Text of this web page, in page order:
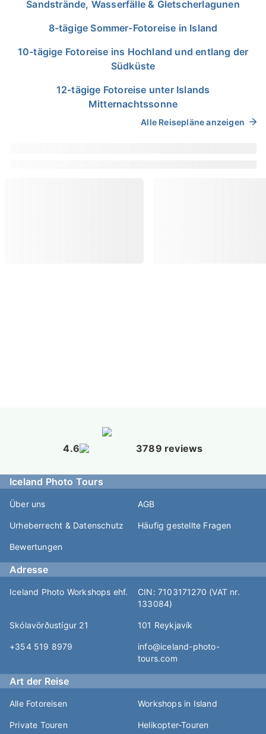
Sandstrände, Wasserfälle & Gletscherlagunen
8-tägige Sommer-Fotoreise in Island
10-tägige Fotoreise ins Hochland und entlang der
Südküste
12-tägige Fotoreise unter Islands
Mitternachtssonne
Alle Reisepläne anzeigen
4.6 3789 reviews
Iceland Photo Tours
Über uns AGB
Urheberrecht & Datenschutz Häufig gestellte Fragen
Bewertungen
Adresse
Iceland Photo Workshops ehf.
CIN: 7103171270 (VAT nr.
133084)
Skólavörðustígur 21 101 Reykjavík
+354 519 8979
info@iceland-photo-
tours.com
Art der Reise
Alle Fotoreisen Workshops in Island
Private Touren Helikopter-Touren